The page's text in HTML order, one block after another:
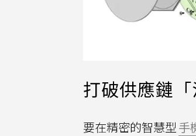
打破供應鏈
要在精密的智慧型 手